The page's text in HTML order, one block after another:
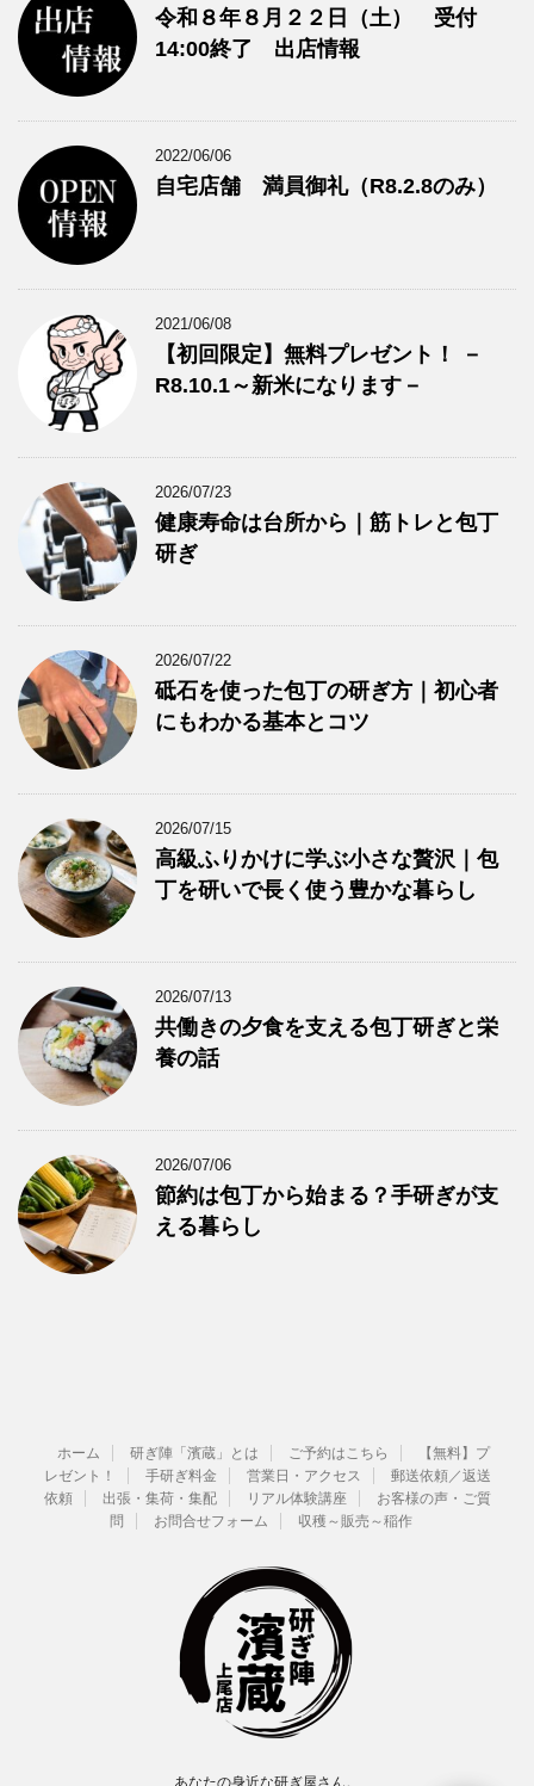
令和８年８月２２日（土） 受付
14:00終了 出店情報
2022/06/06
自宅店舗 満員御礼（R8.2.8のみ）
2021/06/08
【初回限定】無料プレゼント！ －
R8.10.1～新米になります－
2026/07/23
健康寿命は台所から｜筋トレと包丁
研ぎ
2026/07/22
砥石を使った包丁の研ぎ方｜初心者
にもわかる基本とコツ
2026/07/15
高級ふりかけに学ぶ小さな贅沢｜包
丁を研いで長く使う豊かな暮らし
2026/07/13
共働きの夕食を支える包丁研ぎと栄
養の話
2026/07/06
節約は包丁から始まる？手研ぎが支
える暮らし
ホーム 研ぎ陣「濱蔵」とは ご予約はこちら
【無料】プ
レゼント！
手研ぎ料金 営業日・アクセス
郵送依頼／返送
依頼
出張・集荷・集配 リアル体験講座
お客様の声・ご質
問
お問合せフォーム 収穫～販売～稲作
あなたの身近な研ぎ屋さん。